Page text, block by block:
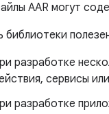
AAR могут
библиотеки
разработке
сервисы
разработке